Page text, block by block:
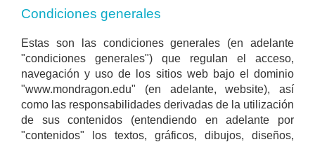
Condiciones generales
Estas son las condiciones generales (en adelante
"condiciones generales") que regulan el acceso,
navegación y uso de los sitios web bajo el dominio
"www.mondragon.edu" (en adelante, website), así
como las responsabilidades derivadas de la utilización
de sus contenidos (entendiendo en adelante por
"contenidos" los textos, gráficos, dibujos, diseños,